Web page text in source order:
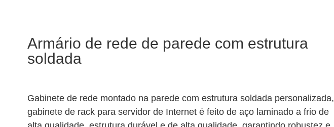
Armário de rede de parede com estrutura
soldada
Gabinete de rede montado na parede com estrutura soldada personalizada,
gabinete de rack para servidor de Internet é feito de aço laminado a frio de